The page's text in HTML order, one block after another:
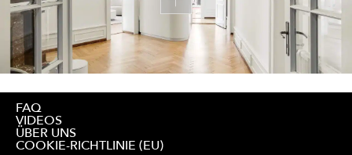
FAQ
VIDEOS
ÜBER UNS
COOKIE-RICHTLINIE (EU)